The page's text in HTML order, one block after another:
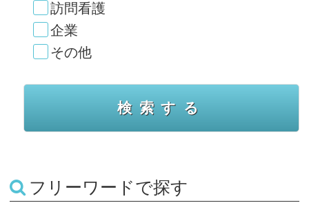
訪問看護
企業
その他
フリーワードで探す